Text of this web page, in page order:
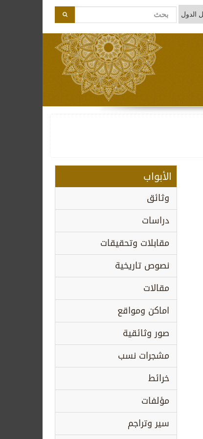
الأبواب
وثائق
دراسات
مقابلات وتحقيقات
نصوص تاريخية
مقالات
اماكن ومواقع
صور وثائقية
مشجرات نسب
خرائط
مؤلفات
سير وتراجم